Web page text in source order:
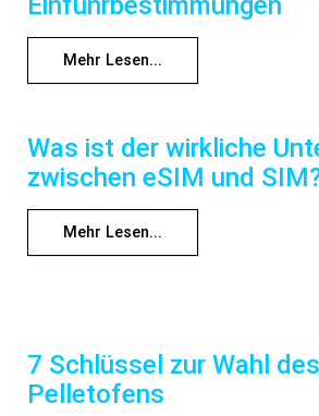
Mehr Lesen...
Was ist der wirkliche
zwischen eSIM und
Mehr Lesen...
7 Schlüssel zur Wahl
Pelletofens